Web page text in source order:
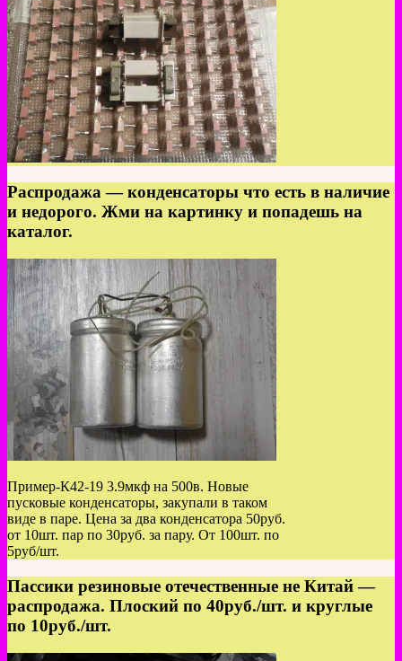
Распродажа — конденсаторы что есть в наличие
и недорого. Жми на картинку и попадешь на
каталог.
Пример-К42-19 3.9мкф на 500в. Новые
пусковые конденсаторы, закупали в таком
виде в паре. Цена за два конденсатора 50руб.
от 10шт. пар по 30руб. за пару. От 100шт. по
5руб/шт.
Пассики резиновые отечественные не Китай —
распродажа. Плоский по 40руб./шт. и круглые
по 10руб./шт.